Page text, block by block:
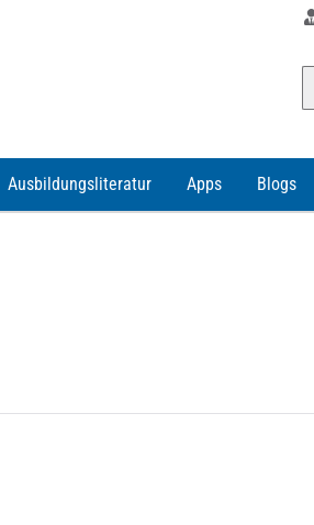
Ausbildungsliteratur Apps Blogs